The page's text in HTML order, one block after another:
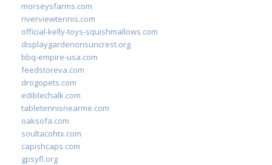
morseysfarms.com
riverviewtennis.com
official-kelly-toys-squishmallows.com
displaygardenonsuncrest.org
bbq-empire-usa.com
feedstoreva.com
drogopets.com
ediblechalk.com
tabletennisnearme.com
oaksofa.com
soultacohtx.com
capishcaps.com
gpsyfl.org